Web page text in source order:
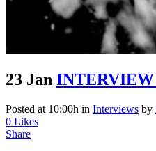
23 Jan INTERVIEW
Posted at 10:00h in Interviews by
0 Likes
Share